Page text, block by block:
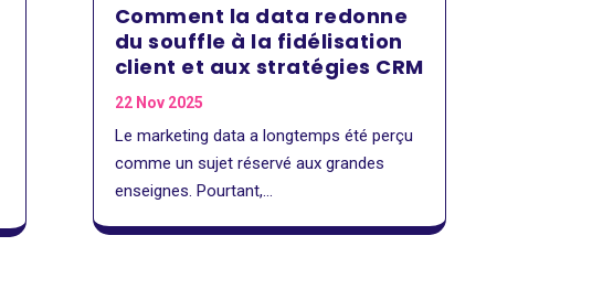
Comment la data redonne
du souffle à la fidélisation
client et aux stratégies CRM
22 Nov 2025
Le marketing data a longtemps été perçu
comme un sujet réservé aux grandes
enseignes. Pourtant,...